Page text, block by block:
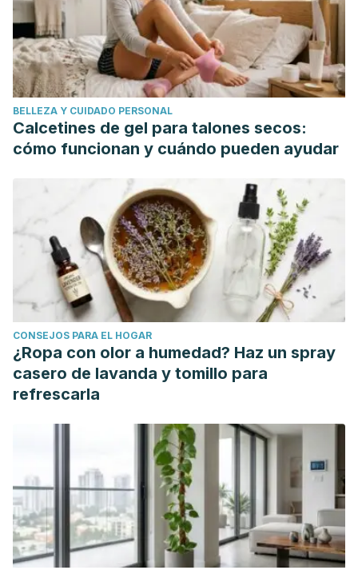
the Discourse of Species.Windows to the Sun: DH
Lawrence's" Thought-Adventure," edited by Earl Ingersoll
and Virginia Hyde, 69-98.
Welz, C. (2008). Love as gift and self-sacrifice.
BELLEZA Y CUIDADO PERSONAL
Calcetines de gel para talones secos:
cómo funcionan y cuándo pueden ayudar
CONSEJOS PARA EL HOGAR
¿Ropa con olor a humedad? Haz un spray
casero de lavanda y tomillo para
refrescarla